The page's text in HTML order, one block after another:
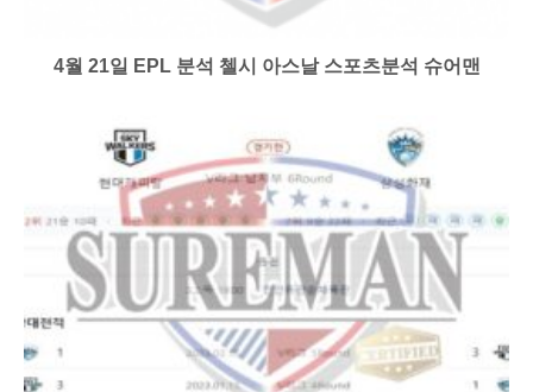
4월 21일 EPL 분석 첼시 아스날 스포츠분석 슈어맨